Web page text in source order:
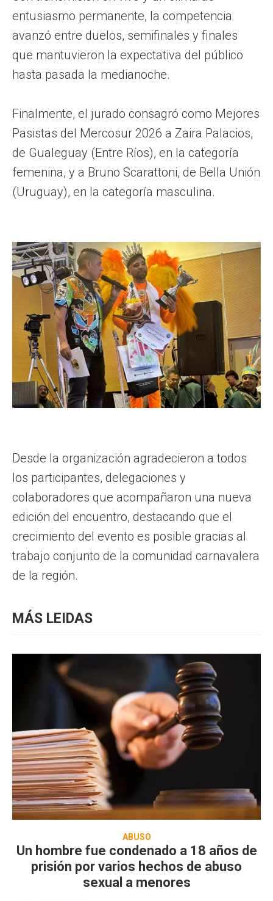
entusiasmo permanente, la competencia
avanzó entre duelos, semifinales y finales
que mantuvieron la expectativa del público
hasta pasada la medianoche.
Finalmente, el jurado consagró como Mejores
Pasistas del Mercosur 2026 a Zaira Palacios,
de Gualeguay (Entre Ríos), en la categoría
femenina, y a Bruno Scarattoni, de Bella Unión
(Uruguay), en la categoría masculina.
Desde la organización agradecieron a todos
los participantes, delegaciones y
colaboradores que acompañaron una nueva
edición del encuentro, destacando que el
crecimiento del evento es posible gracias al
trabajo conjunto de la comunidad carnavalera
de la región.
MÁS LEIDAS
ABUSO
Un hombre fue condenado a 18 años de
prisión por varios hechos de abuso
sexual a menores